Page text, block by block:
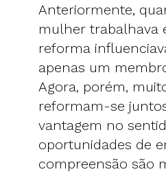
Anteriormente,
mulher trabalhava
reforma
apenas um
Agora, porém,
reformam-se
vantagem no
oportunidades de
compreensão são